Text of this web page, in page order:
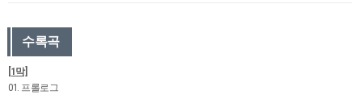
수록곡
[1막]
01. 프롤로그